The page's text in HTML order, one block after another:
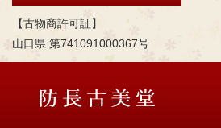
【古物商許可証】
山口県 第741091000367号